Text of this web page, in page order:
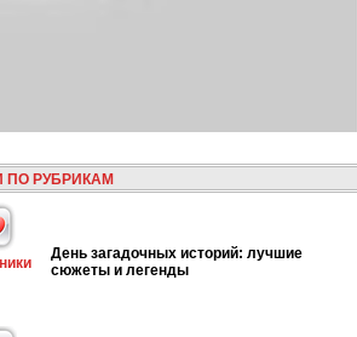
ПО РУБРИКАМ
День загадочных историй: лучшие
сюжеты и легенды